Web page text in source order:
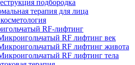
подбородка
терапия для лица
RF-лифтинг
RF лифтинг век
RF лифтинг живота
RF лифтинг тела